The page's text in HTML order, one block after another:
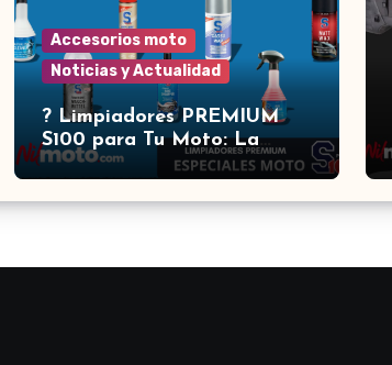
Accesorios moto
Noticias y Actualidad
?️ Limpiadores PREMIUM
S100 para Tu Moto: La
Elección de los Expertos ?